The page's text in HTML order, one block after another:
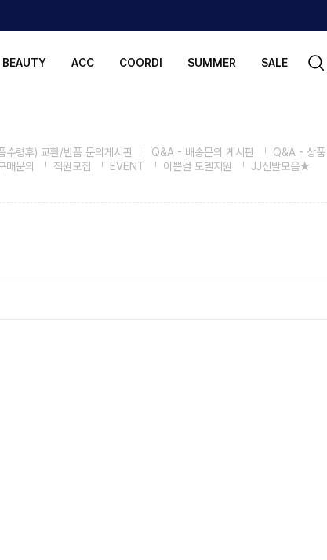
BEAUTY ACC COORDI SUMMER SALE
수령후) 교환/반품 문의게시판 Q&A - 배송문의 게시판
Q&A - 상품
매문의 직원모집 EVENT 이쁜걸 모델지원
JJ신발모음★